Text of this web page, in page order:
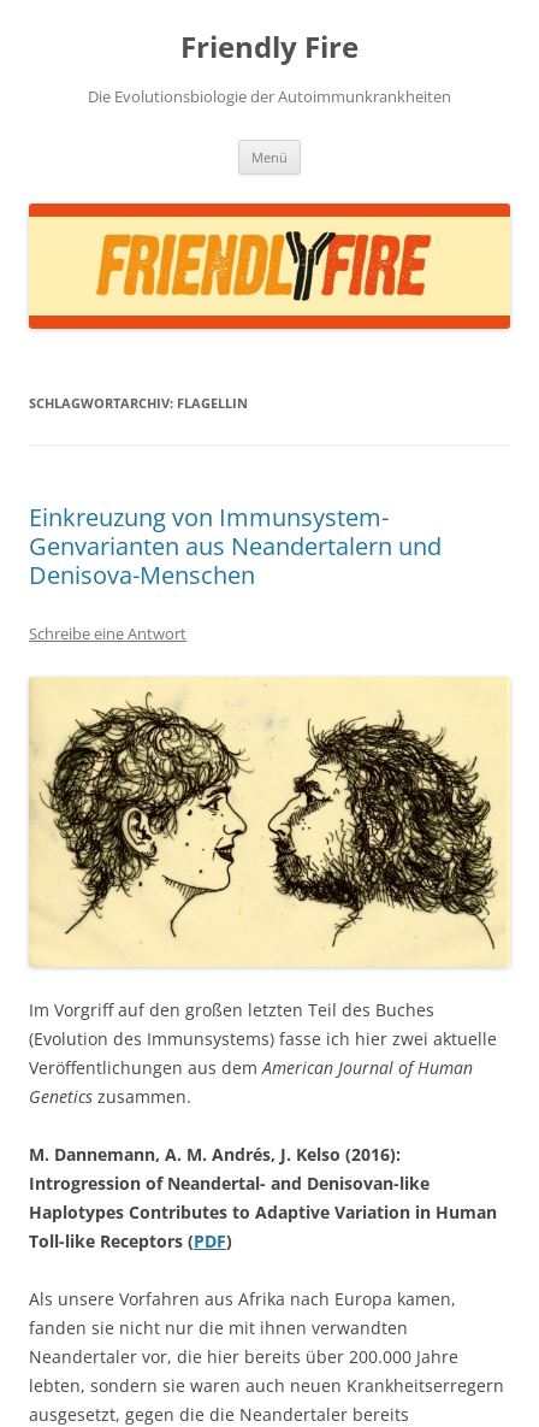
Friendly Fire
Die Evolutionsbiologie der Autoimmunkrankheiten
Menü
SCHLAGWORTARCHIV: FLAGELLIN
Einkreuzung von Immunsystem-
Genvarianten aus Neandertalern und
Denisova-Menschen
Schreibe eine Antwort
Im Vorgriff auf den großen letzten Teil des Buches
(Evolution des Immunsystems) fasse ich hier zwei aktuelle
Veröffentlichungen aus demAmerican Journal of Human
Genetics zusammen.
M. Dannemann, A. M. Andrés, J. Kelso (2016):
Introgression of Neandertal- and Denisovan-like
Haplotypes Contributes to Adaptive Variation in Human
Toll-like Receptors (PDF)
Als unsere Vorfahren aus Afrika nach Europa kamen,
fanden sie nicht nur die mit ihnen verwandten
Neandertaler vor, die hier bereits über 200.000 Jahre
lebten, sondern sie waren auch neuen Krankheitserregern
ausgesetzt, gegen die die Neandertaler bereits